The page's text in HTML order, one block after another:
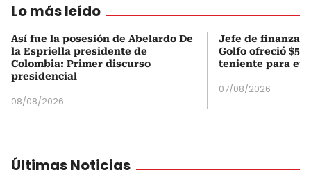
Lo más leído
Así fue la posesión de Abelardo De
la Espriella presidente de
Colombia: Primer discurso
presidencial
08/08/2026
Jefe de finanzas
Golfo ofreció
teniente para
07/08/2026
Últimas Noticias